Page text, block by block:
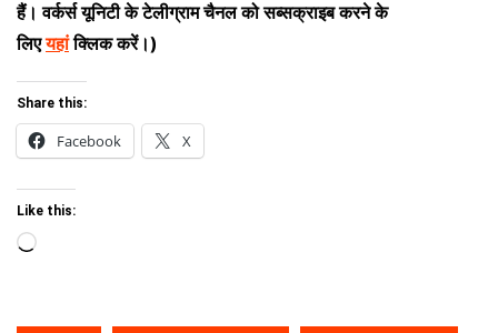
हैं। वर्कर्स यूनिटी के टेलीग्राम चैनल को सब्सक्राइब करने के
लिएयहां क्लिक करें।)
Share this:
Facebook X
Like this:
Loading…